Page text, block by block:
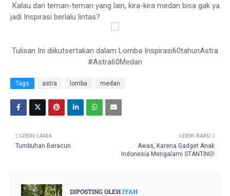
Kalau dari teman-teman yang lain, kira-kira medan bisa gak ya
jadi Inspirasi berlalu lintas?
Tulisan Ini diikutsertakan dalam Lomba Inspirasi60tahunAstra
#Astra60Medan
Tags astra lomba medan
LEBIH BARU
Awas, Karena Gadget Anak
Indonesia Mengalami STANTING!
LEBIH LAMA
Tumbuhan Beracun
DIPOSTING OLEHIYAH